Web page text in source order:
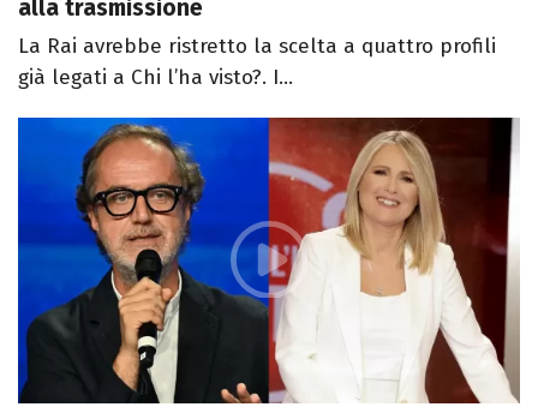
alla trasmissione
La Rai avrebbe ristretto la scelta a quattro profili
già legati a Chi l’ha visto?. I...